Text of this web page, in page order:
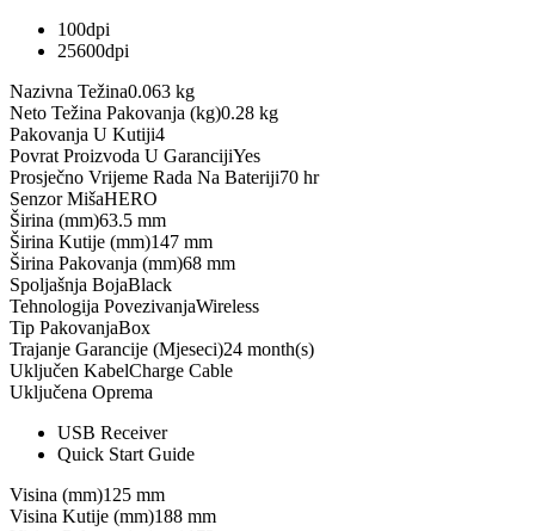
100dpi
25600dpi
Nazivna Težina0.063 kg
Neto Težina Pakovanja (kg)0.28 kg
Pakovanja U Kutiji4
Povrat Proizvoda U GarancijiYes
Prosječno Vrijeme Rada Na Bateriji70 hr
Senzor MišaHERO
Širina (mm)63.5 mm
Širina Kutije (mm)147 mm
Širina Pakovanja (mm)68 mm
Spoljašnja BojaBlack
Tehnologija PovezivanjaWireless
Tip PakovanjaBox
Trajanje Garancije (Mjeseci)24 month(s)
Uključen KabelCharge Cable
Uključena Oprema
USB Receiver
Quick Start Guide
Visina (mm)125 mm
Visina Kutije (mm)188 mm